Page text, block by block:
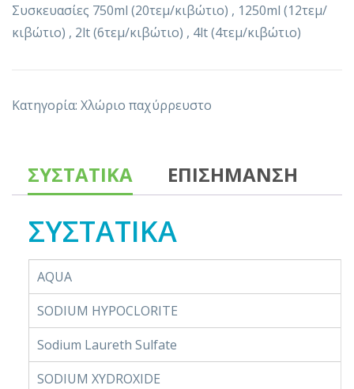
Συσκευασίες 750ml (20τεμ/κιβώτιο) , 1250ml (12τεμ/
κιβώτιο) , 2lt (6τεμ/κιβώτιο) , 4lt (4τεμ/κιβώτιο)
Κατηγορία: Χλώριο παχύρρευστο
ΣΥΣΤΑΤΙΚΑ ΕΠΙΣΗΜΑΝΣΗ
ΣΥΣΤΑΤΙΚΑ
AQUA
SODIUM HYPOCLORITE
Sodium Laureth Sulfate
SODIUM XYDROXIDE